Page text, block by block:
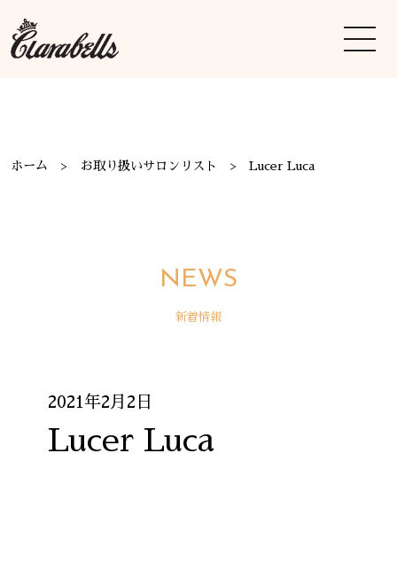
ホーム お取り扱いサロンリスト Lucer Luca
NEWS
新着情報
2021年2月2日
Lucer Luca